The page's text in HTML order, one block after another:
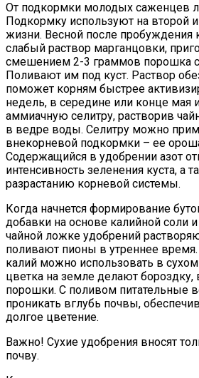
От подкормки молодых саженцев
Подкормку используют на второй
жизни. Весной после пробуждения
слабый раствор марганцовки,
смешением 2-3 граммов порошка
Поливают им под куст. Раствор
поможет корням быстрее
недель, в середине или конце мая
аммиачную селитру, растворив
в ведре воды. Селитру можно
внекорневой подкормки – ее
Содержащийся в удобрении азот
интенсивность зеленения куста, а
разрастанию корневой системы.
Когда начнется формирование
добавки на основе калийной соли
чайной ложке удобрений
поливают пионы в утреннее
калий можно использовать в
цветка на земле делают
порошки. С поливом питательные
проникать вглубь почвы,
долгое цветение.
Важно! Сухие удобрения вносят
почву.